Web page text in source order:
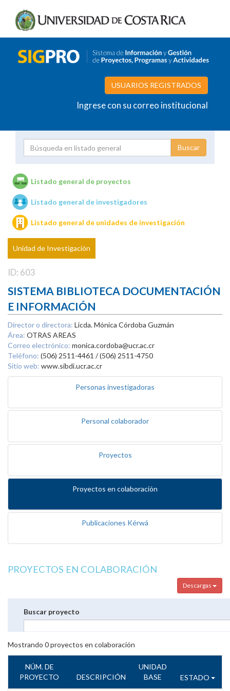
USUARIOS REGISTRADOS
Ingrese con su correo institucional
Unidades de investigación
Listado general de proyectos
Listado general de investigadores
Listado general de unidades de investigación
Unidad de Investigación
ID: 603
SISTEMA BIBLIOTECA DOCUMENTACIÓN
E INFORMACIÓN
Director o directora: Licda. Mónica Córdoba Guzmán
Área: OTRAS AREAS
Correo electrónico: monica.cordoba@ucr.ac.cr
Teléfono: (506) 2511-4461 / (506) 2511-4750
Sitio web: www.sibdi.ucr.ac.cr
Personas investigadoras
Personal colaborador
Proyectos
Proyectos en colaboración
Publicaciones Kérwá
PROYECTOS EN COLABORACIÓN
Descargas
Buscar proyecto
Mostrando 0proyectos en colaboración
NÚM. DE
PROYECTO
DESCRIPCIÓN
UNIDAD
BASE
ESTADO